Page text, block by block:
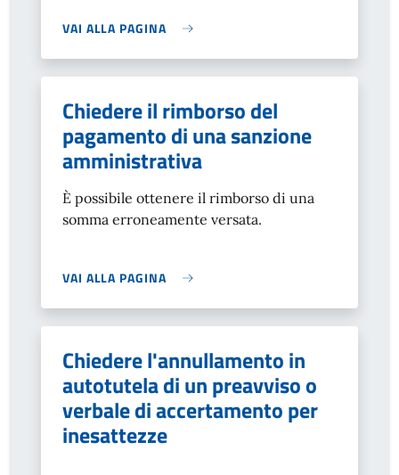
VAI ALLA PAGINA
Chiedere il rimborso del
pagamento di una sanzione
amministrativa
È possibile ottenere il rimborso di una
somma erroneamente versata.
VAI ALLA PAGINA
Chiedere l'annullamento in
autotutela di un preavviso o
verbale di accertamento per
inesattezze